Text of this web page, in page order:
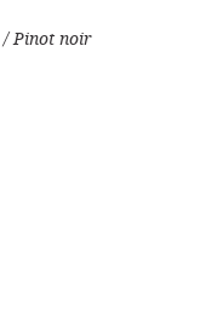
Pinot noir